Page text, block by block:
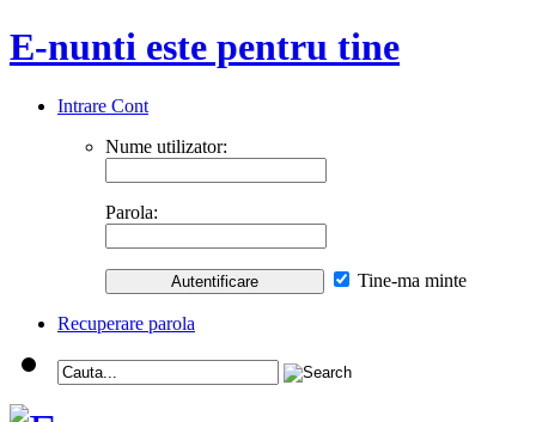
E-nunti este pentru tine
Intrare Cont
Nume utilizator:
Parola:
Tine-ma minte
Recuperare parola